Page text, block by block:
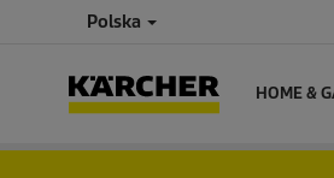
Polska
HOME &